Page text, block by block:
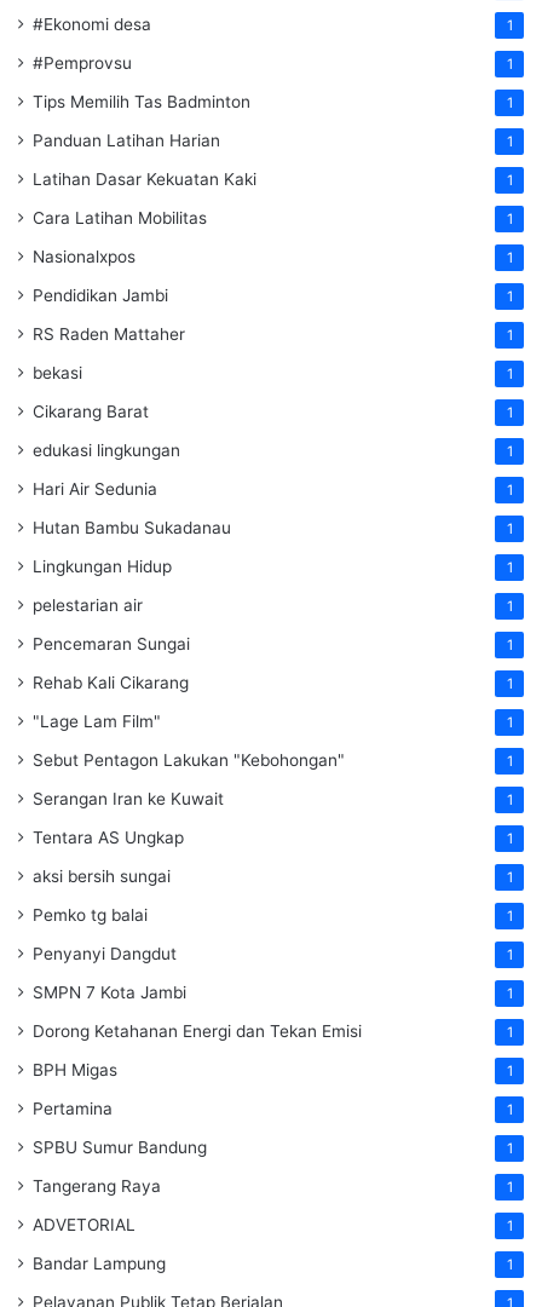
#Ekonomi desa 1
#Pemprovsu 1
Tips Memilih Tas Badminton 1
Panduan Latihan Harian 1
Latihan Dasar Kekuatan Kaki 1
Cara Latihan Mobilitas 1
Nasionalxpos 1
Pendidikan Jambi 1
RS Raden Mattaher 1
bekasi 1
Cikarang Barat 1
edukasi lingkungan 1
Hari Air Sedunia 1
Hutan Bambu Sukadanau 1
Lingkungan Hidup 1
pelestarian air 1
Pencemaran Sungai 1
Rehab Kali Cikarang 1
"Lage Lam Film" 1
Sebut Pentagon Lakukan "Kebohongan" 1
Serangan Iran ke Kuwait 1
Tentara AS Ungkap 1
aksi bersih sungai 1
Pemko tg balai 1
Penyanyi Dangdut 1
SMPN 7 Kota Jambi 1
Dorong Ketahanan Energi dan Tekan Emisi 1
BPH Migas 1
Pertamina 1
SPBU Sumur Bandung 1
Tangerang Raya 1
ADVETORIAL 1
Bandar Lampung 1
Pelayanan Publik Tetap Berjalan 1